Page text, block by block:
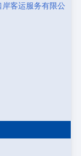
客运服务有限公